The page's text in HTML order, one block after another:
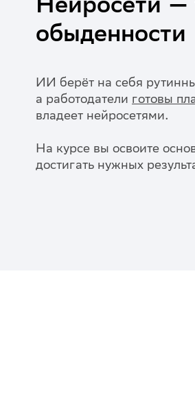
обыденности
ИИ берёт на себя
а работодатели готовы
владеет нейросетями.
На курсе вы освоите
достигать нужных